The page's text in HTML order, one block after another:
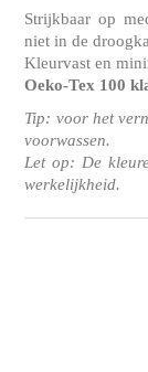
Strijkbaar op
niet in de
Kleurvast en
Oeko-Tex 100
Tip: voor het
voorwassen.
Let op: De
werkelijkheid.